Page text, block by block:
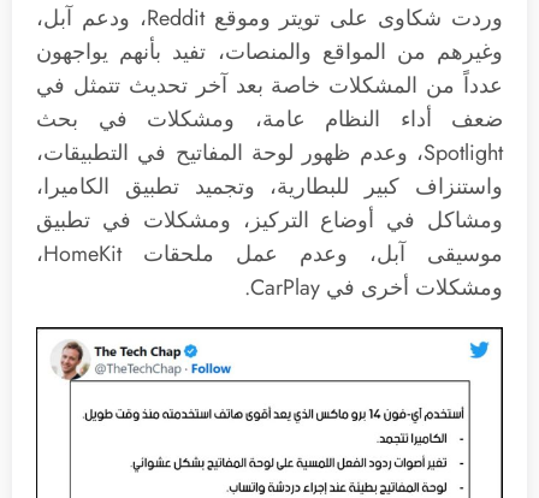
وردت شكاوى على تويتر وموقع Reddit، ودعم آبل،
وغيرهم من المواقع والمنصات، تفيد بأنهم يواجهون
عدداً من المشكلات خاصة بعد آخر تحديث تتمثل في
ضعف أداء النظام عامة، ومشكلات في بحث
Spotlight، وعدم ظهور لوحة المفاتيح في التطبيقات،
واستنزاف كبير للبطارية، وتجميد تطبيق الكاميرا،
ومشاكل في أوضاع التركيز، ومشكلات في تطبيق
موسيقى آبل، وعدم عمل ملحقات HomeKit،
ومشكلات أخرى في CarPlay.